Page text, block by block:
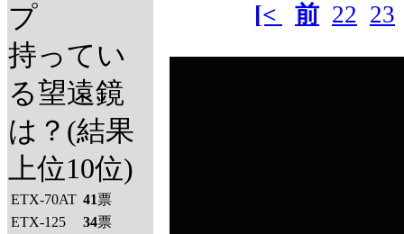
プ
持ってい
る望遠鏡
は？(結果
上位10位)
ETX-70AT 41票
ETX-125
34票
[< 前 22 23